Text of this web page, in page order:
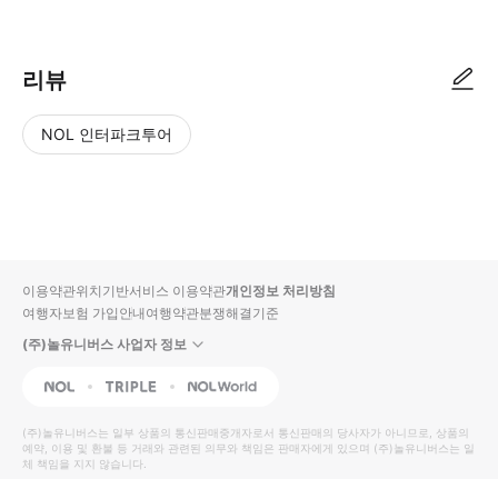
리뷰
NOL 인터파크투어
입니
다.
높
은
순
동
영
상
순
상
이용약관위치기반서비스 이용약관개인정보 처리방침
여행자보험 가입안내여행약관분쟁해결기준
(주)놀유니버스 사업자 정보
NOL Triple Interpark Global
(주)놀유니버스는 일부 상품의 통신판매중개자로서 통신판매의 당사자가 아니므로, 상품의
예약, 이용 및 환불 등 거래와 관련된 의무와 책임은 판매자에게 있으며 (주)놀유니버스는 일
체 책임을 지지 않습니다.